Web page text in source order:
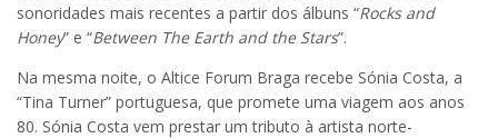
sonoridades mais recentes a partir dos álbuns “Rocks and
Honey” e “Between The Earth and the Stars”.
Na mesma noite, o Altice Forum Braga recebe Sónia Costa, a
“Tina Turner” portuguesa, que promete uma viagem aos anos
80. Sónia Costa vem prestar um tributo à artista norte-